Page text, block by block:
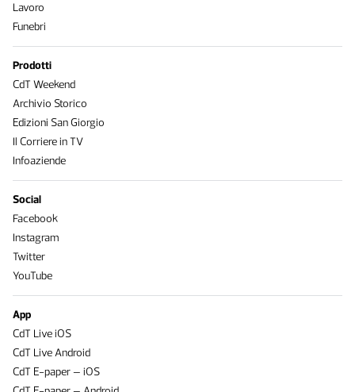
Lavoro
Funebri
Prodotti
CdT Weekend
Archivio Storico
Edizioni San Giorgio
Il Corriere in TV
Infoaziende
Social
Facebook
Instagram
Twitter
YouTube
App
CdT Live iOS
CdT Live Android
CdT E-paper – iOS